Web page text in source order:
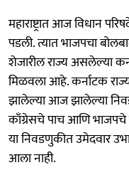
महाराष्ट्रात आज विधान
पडली. त्यात भाजपचा
शेजारील राज्य असलेल्या
मिळवला आहे. कर्नाटक
झालेल्या आज झालेल्या
काँग्रेसचे पाच आणि भाजपचे
या निवडणुकीत उमेदवार
आला नाही.